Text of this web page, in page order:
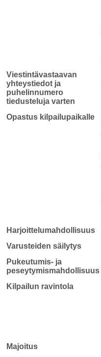
Viestintävastaavan
yhteystiedot ja
puhelinnumero
tiedusteluja varten
Opastus kilpailupaikalle
Harjoittelumahdollisuus
Varusteiden säilytys
Pukeutumis- ja
peseytymismahdollisuus
Kilpailun ravintola
Majoitus